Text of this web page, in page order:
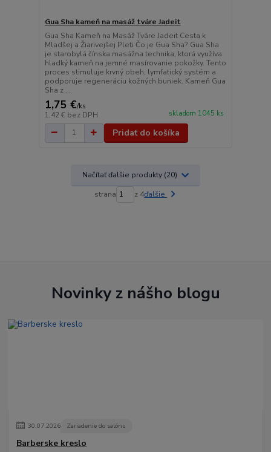
Gua Sha kameň na masáž tváre Jadeit
Gua Sha Kameň na Masáž Tváre Jadeit Cesta k
Mladšej a Žiarivejšej Pleti Čo je Gua Sha? Gua Sha
je starobylá čínska masážna technika, ktorá využíva
hladký kameň na jemné masírovanie pokožky. Tento
proces stimuluje krvný obeh, lymfatický systém a
podporuje regeneráciu kožných buniek. Kameň Gua
Sha z ...
1,75 €/ks
1,42 € bez DPH skladom 1045 ks
Pridať do košíka
Načítať ďalšie produkty (20)
strana z 4ďalšie
Novinky z nášho blogu
30.07.2026 Zariadenie do salónu
Barberske kreslo